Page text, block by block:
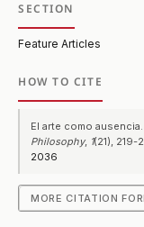
SECTION
Feature Articles
HOW TO CITE
El arte como ausencia.
Philosophy, 1(21), 219-
2036
MORE CITATION